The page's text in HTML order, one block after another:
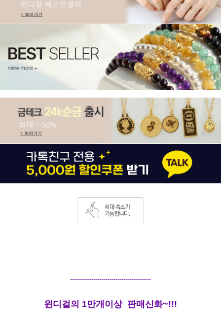
-----------------------------------------
윈디걸의 1만개이상 판매신화~!!!